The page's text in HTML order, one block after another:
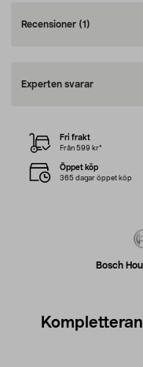
Recensioner (1)
Experten svarar
Bosch
Fri frakt
Från 599 kr*
Öppet köp
365 dagar öppet köp